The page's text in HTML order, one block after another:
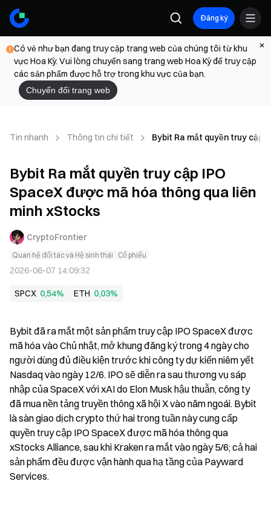
Đăng ký
Có vẻ như bạn đang truy cập trang web của chúng tôi từ khu
vực Hoa Kỳ. Vui lòng chuyển sang trang web Hoa Kỳ để truy cập
các sản phẩm được hỗ trợ trong khu vực của bạn.
Chuyển đổi trang web
Tin nhanh Thông tin chi tiết Bybit Ra mắt quyền truy cập
Bybit Ra mắt quyền truy cập IPO
SpaceX được mã hóa thông qua liên
minh xStocks
CryptoFrontier
Quan hệ đối tác và Hệ sinh thái Cổ phiếu
2026-06-07 14:09:32
SPCX 0,54% ETH 0,03%
Bybit đã ra mắt một sản phẩm truy cập IPO SpaceX được
mã hóa vào Chủ nhật, mở khung đăng ký trong 4 ngày cho
người dùng đủ điều kiện trước khi công ty dự kiến niêm yết
Nasdaq vào ngày 12/6. IPO sẽ diễn ra sau thương vụ sáp
nhập của SpaceX với xAI do Elon Musk hậu thuẫn, công ty
đã mua nền tảng truyền thông xã hội X vào năm ngoái. Bybit
là sàn giao dịch crypto thứ hai trong tuần này cung cấp
quyền truy cập IPO SpaceX được mã hóa thông qua
xStocks Alliance, sau khi Kraken ra mắt vào ngày 5/6; cả hai
sản phẩm đều được vận hành qua hạ tầng của Payward
Services.